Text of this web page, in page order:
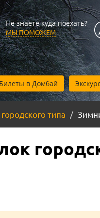
Не знаете куда поехать?
МЫ ПОМОЖЕМ
Билеты в Домбай
типа